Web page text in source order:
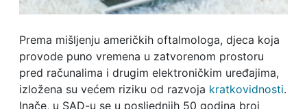
Prema mišljenju američkih oftalmologa, djeca koja
provode puno vremena u zatvorenom prostoru
pred računalima i drugim elektroničkim uređajima,
izložena su većem riziku od razvoja kratkovidnosti.
Inače, u SAD-u se u posljednjih 50 godina broj